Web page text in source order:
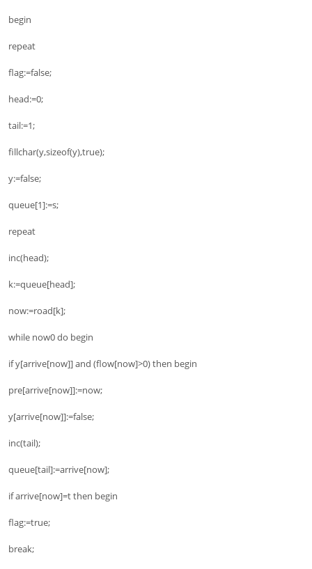
begin
repeat
flag:=false;
head:=0;
tail:=1;
fillchar(y,sizeof(y),true);
y:=false;
queue[1]:=s;
repeat
inc(head);
k:=queue[head];
now:=road[k];
while now0 do begin
if y[arrive[now]] and (flow[now]>0) then begin
pre[arrive[now]]:=now;
y[arrive[now]]:=false;
inc(tail);
queue[tail]:=arrive[now];
if arrive[now]=t then begin
flag:=true;
break;